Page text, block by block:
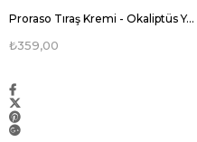
olabilirsiniz.
İlk perde:
Jiletli tıraş
önemli kural, makineyi
Proraso Tıraş Kremi - Okaliptüs Yağı - 150 ml
₺359,00